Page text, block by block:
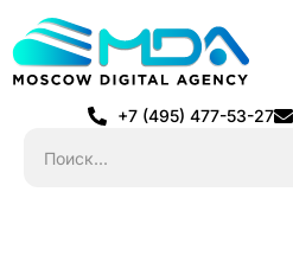
+7 (495) 477-53-27